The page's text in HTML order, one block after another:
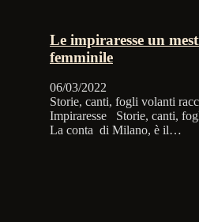
Le impiraresse un
femminile
06/03/2022
Storie, canti, fogli volanti
Impiraresse Storie, canti,
La conta di Milano, è il…